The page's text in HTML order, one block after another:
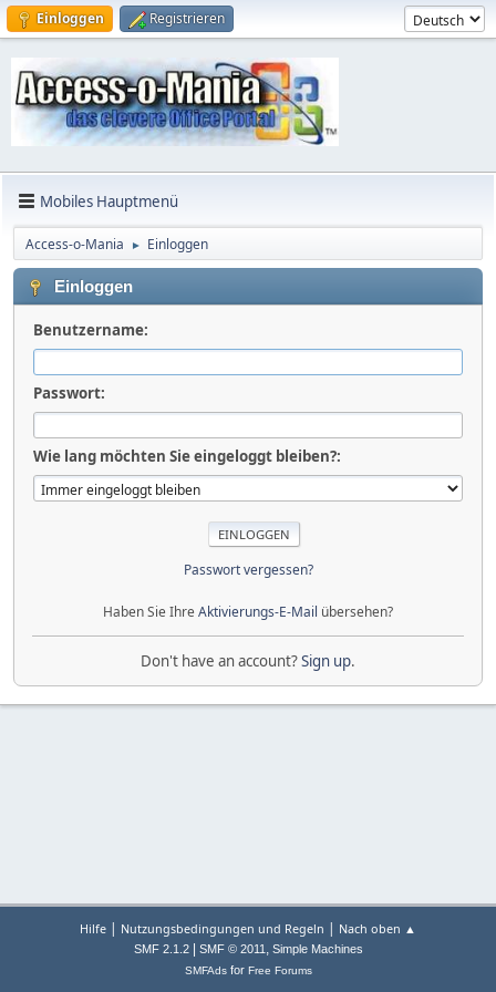
Einloggen Registrieren
Mobiles Hauptmenü
Access-o-Mania ► Einloggen
Einloggen
Benutzername:
Passwort:
Wie lang möchten Sie eingeloggt bleiben?:
Passwort vergessen?
Haben Sie Ihre Aktivierungs-E-Mail übersehen?
Don't have an account?Sign up.
Hilfe | Nutzungsbedingungen und Regeln | Nach oben ▲
SMF 2.1.2| SMF © 2011, Simple Machines
SMFAdsfor Free Forums